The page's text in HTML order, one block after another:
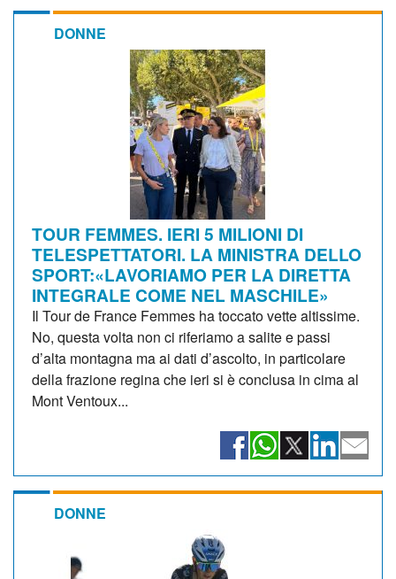
DONNE
TOUR FEMMES. IERI 5 MILIONI DI
TELESPETTATORI. LA MINISTRA DELLO
SPORT:«LAVORIAMO PER LA DIRETTA
INTEGRALE COME NEL MASCHILE»
Il Tour de France Femmes ha toccato vette altissime.
No, questa volta non ci riferiamo a salite e passi
d’alta montagna ma ai dati d’ascolto, in particolare
della frazione regina che ieri si è conclusa in cima al
Mont Ventoux...
DONNE